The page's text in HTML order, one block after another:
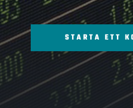
STARTA ETT